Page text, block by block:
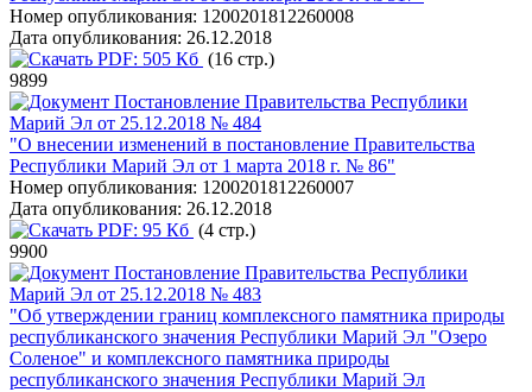
Номер опубликования: 1200201812260008
Дата опубликования: 26.12.2018
PDF: 505 Кб (16 стр.)
9899
Постановление Правительства Республики
Марий Эл от 25.12.2018 № 484
"О внесении изменений в постановление Правительства
Республики Марий Эл от 1 марта 2018 г. № 86"
Номер опубликования: 1200201812260007
Дата опубликования: 26.12.2018
PDF: 95 Кб (4 стр.)
9900
Постановление Правительства Республики
Марий Эл от 25.12.2018 № 483
"Об утверждении границ комплексного памятника природы
республиканского значения Республики Марий Эл "Озеро
Соленое" и комплексного памятника природы
республиканского значения Республики Марий Эл